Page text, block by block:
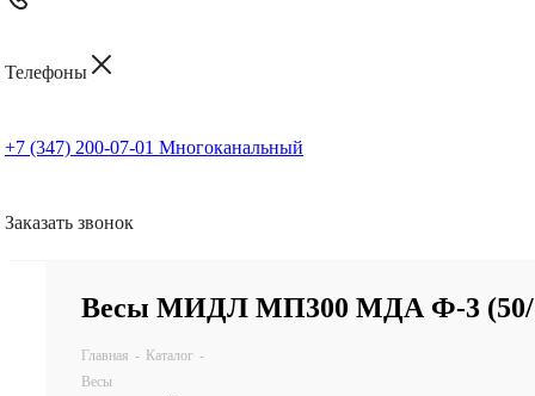
Телефоны
+7 (347) 200-07-01 Многоканальный
Заказать звонок
Весы МИДЛ МП300 МДА Ф-3 (50/
Главная - Каталог -
Весы